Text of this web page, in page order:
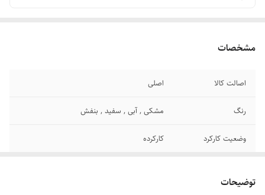
مشخصات
اصالت کالا اصلی
رنگ مشکی , آبی , سفید , بنفش
وضعیت کارکرد کارکرده
توضیحات